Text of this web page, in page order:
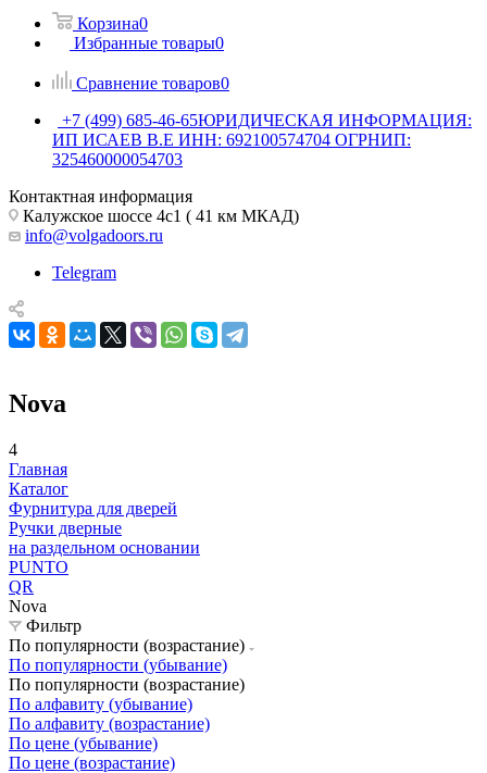
Корзина0
Избранные товары0
Сравнение товаров0
+7 (499) 685-46-65ЮРИДИЧЕСКАЯ ИНФОРМАЦИЯ:
ИП ИСАЕВ В.Е ИНН: 692100574704 ОГРНИП:
325460000054703
Контактная информация
Калужское шоссе 4с1 ( 41 км МКАД)
info@volgadoors.ru
Telegram
Nova
4
Главная
Каталог
Фурнитура для дверей
Ручки дверные
на раздельном основании
PUNTO
QR
Nova
Фильтр
По популярности (возрастание)
По популярности (убывание)
По популярности (возрастание)
По алфавиту (убывание)
По алфавиту (возрастание)
По цене (убывание)
По цене (возрастание)